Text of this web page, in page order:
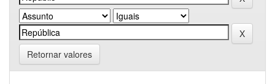
Retornar valores